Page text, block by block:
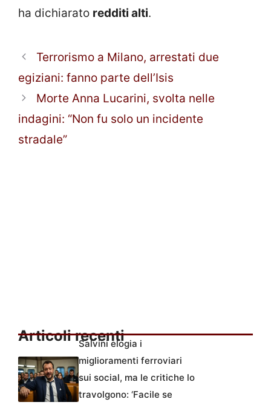
ha dichiarato redditi alti.
Terrorismo a Milano, arrestati due
egiziani: fanno parte dell’Isis
Morte Anna Lucarini, svolta nelle
indagini: “Non fu solo un incidente
stradale”
Articoli recenti
Salvini elogia i
miglioramenti ferroviari
sui social, ma le critiche lo
travolgono: ‘Facile se